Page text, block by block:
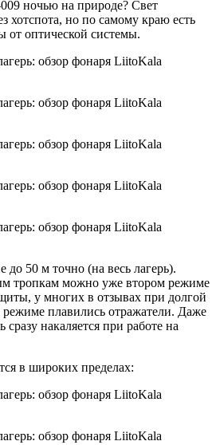
ночью на природе? Свет
хотспота, но по самому краю есть
от оптической системы.
50 м точно (на весь лагерь).
тропкам можно уже втором режиме
у многих в отзывах при долгой
плавились отражатели. Даже
сразу накаляется при работе на
в широких пределах: